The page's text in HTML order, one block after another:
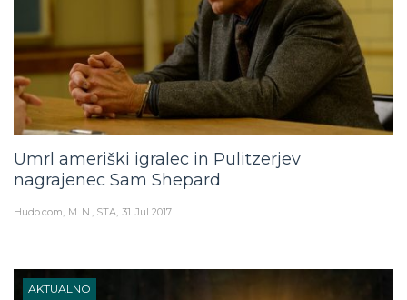
Umrl ameriški igralec in Pulitzerjev
nagrajenec Sam Shepard
Hudo.com M. N., STA 31. Jul 2017
AKTUALNO